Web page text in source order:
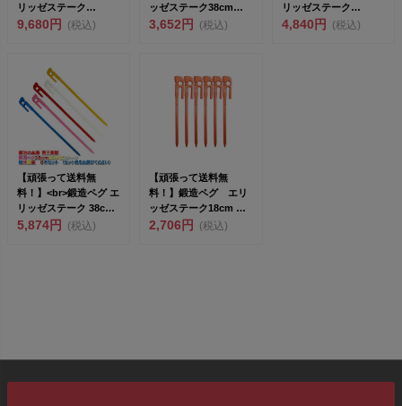
リッゼステーク
38cm 8本セット
9,680円 (税込)
ッゼステーク38cm 4
本セット MK-380...
3,652円 (税込)
リッゼステーク
38cm 4本セット
4,840円 (税込)
【頑張って送料無
料！】<br>鍛造ペグ エ
リッゼステーク 38cm
／6本...
5,874円 (税込)
【頑張って送料無
料！】鍛造ペグ エリ
ッゼステーク18cm 限
定色 オレンジ 粉体塗
2,706円 (税込)